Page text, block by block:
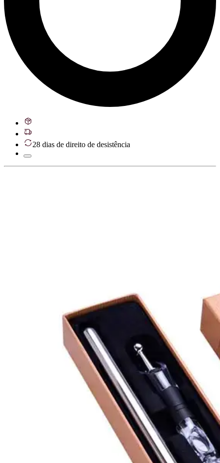
28 dias de direito de desistência